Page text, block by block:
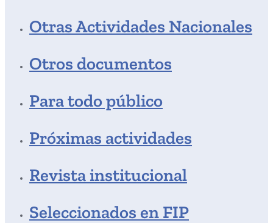
Otras Actividades Nacionales
Otros documentos
Para todo público
Próximas actividades
Revista institucional
Seleccionados en FIP